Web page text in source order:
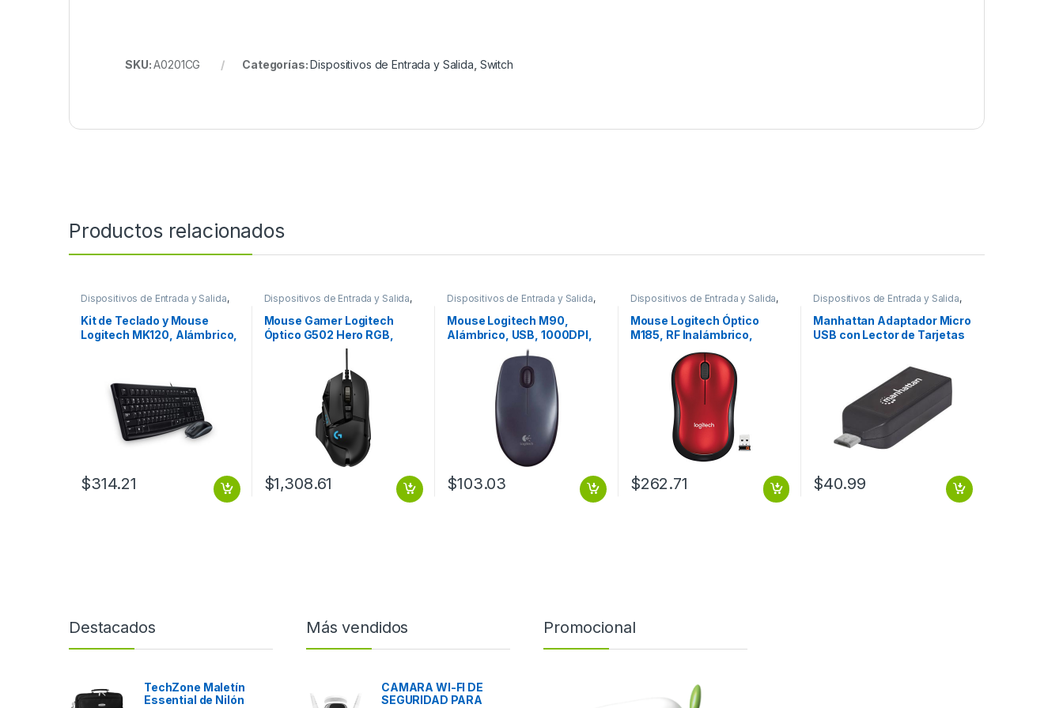
SKU:A0201CG Categorías:Dispositivos de Entrada y Salida Switch
Productos relacionados
Dispositivos de Entrada y Salida,
Teclados y Keypads
Kit de Teclado y Mouse
Logitech MK120, Alámbrico,
$314.21
Dispositivos de Entrada y Salida,
Mouse
Mouse Gamer Logitech
Óptico G502 Hero RGB,
Alámbrico, USB, 16.000DPI,
$1,308.61
Dispositivos de Entrada y Salida,
Mouse
Mouse Logitech M90,
Alámbrico, USB, 1000DPI,
Negro – para Mac/PC
$103.03
Dispositivos de Entrada y Salida,
Mouse
Mouse Logitech Óptico
M185, RF Inalámbrico,
1000DPI, Negro/Rojo
INALAMBRICO ROJO
$262.71
Dispositivos de Entrada y Salida,
USB y FireWire
Manhattan Adaptador Micro
USB con Lector de Tarjetas
USB 2.0 PUERTO USB 2.0 .
$40.99
Destacados
TechZone Maletín
Essential de Nilón
Más vendidos
CAMARA WI-FI DE
SEGURIDAD PARA
Promocional